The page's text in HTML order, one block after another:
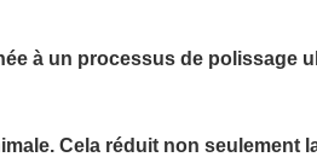
à un processus de polissage
Cela réduit non seulement